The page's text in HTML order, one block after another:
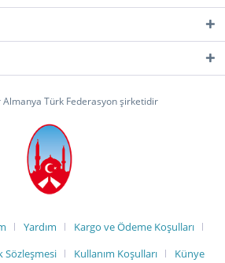
Almanya Türk Federasyon şirketidir
Yardım
Kargo ve Ödeme Koşulları
Sözleşmesi Kullanım Koşulları Künye